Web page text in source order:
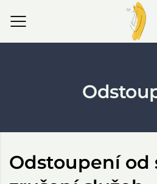
Odstoupení od